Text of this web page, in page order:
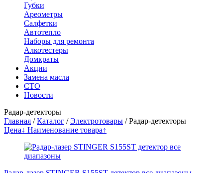
Губки
Ареометры
Салфетки
Автотепло
Наборы для ремонта
Алкотестеры
Домкраты
Акции
Замена масла
СТО
Новости
Радар-детекторы
Главная /Каталог /Электротовары /Радар-детекторы
Цена↓ Наименование товара↑